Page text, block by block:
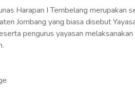
Harapan I Tembelang merupakan
Jombang yang biasa disebut
pengurus yayasan